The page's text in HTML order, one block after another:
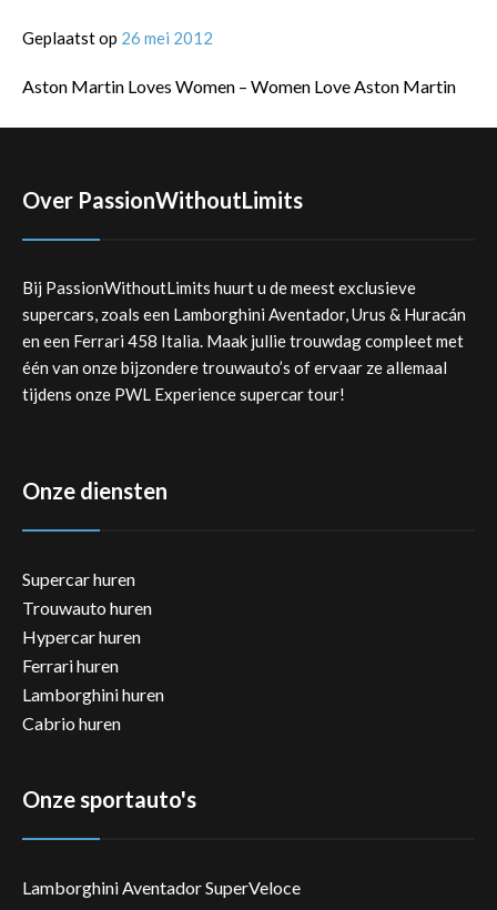
Geplaatst op 26 mei 2012
Aston Martin Loves Women – Women Love Aston Martin
Over PassionWithoutLimits
Bij PassionWithoutLimits huurt u de meest exclusieve
supercars, zoals een Lamborghini Aventador, Urus & Huracán
en een Ferrari 458 Italia. Maak jullie trouwdag compleet met
één van onze bijzondere trouwauto’s of ervaar ze allemaal
tijdens onze PWL Experience supercar tour!
Onze diensten
Supercar huren
Trouwauto huren
Hypercar huren
Ferrari huren
Lamborghini huren
Cabrio huren
Onze sportauto's
Lamborghini Aventador SuperVeloce